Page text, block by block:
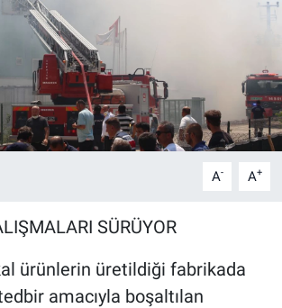
A- A+
SÜRÜYOR
ürünlerin üretildiği fabrikada
amacıyla boşaltılan